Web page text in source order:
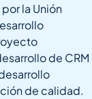
la Unión
de CRM
de calidad.